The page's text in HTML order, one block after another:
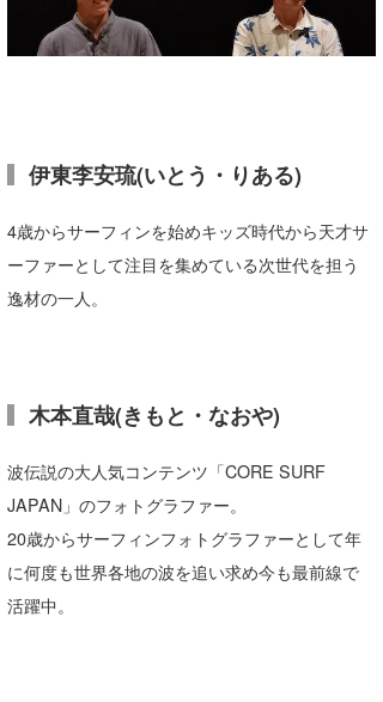
伊東李安琉(いとう・りある)
4歳からサーフィンを始めキッズ時代から天才サ
ーファーとして注目を集めている次世代を担う
逸材の一人。
木本直哉(きもと・なおや)
波伝説の大人気コンテンツ「CORE SURF
JAPAN」のフォトグラファー。
20歳からサーフィンフォトグラファーとして年
に何度も世界各地の波を追い求め今も最前線で
活躍中。
喜納海人
KID
KOBU
MIN
OYZ
S.K
VAGY
YUKI☆
たっちー